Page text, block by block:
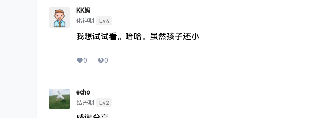
KK妈
化神期
Lv4
我想试试看。哈哈。虽然孩子还小
0 0
echo
结丹期
Lv2